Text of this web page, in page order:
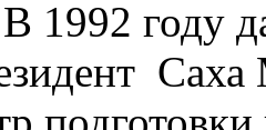
В 1992 году